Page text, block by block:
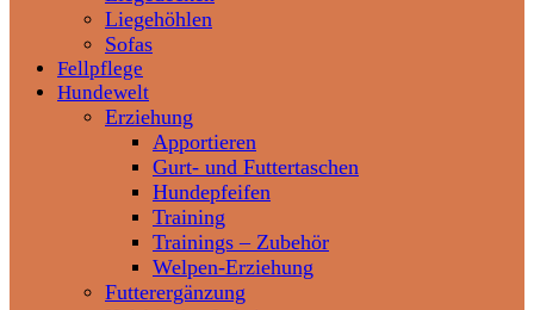
Liegehöhlen
Sofas
Fellpflege
Hundewelt
Erziehung
Apportieren
Gurt- und Futtertaschen
Hundepfeifen
Training
Trainings – Zubehör
Welpen-Erziehung
Futterergänzung